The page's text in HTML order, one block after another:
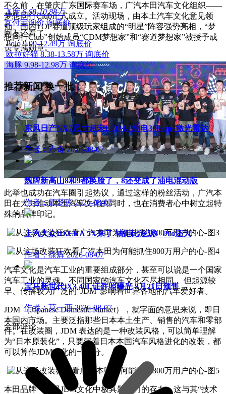
不久前，在肇庆广东国际赛车场，广汽本田汽车文化组织——
梦想同行Club正式成立。活动现场，由本土汽车文化意见领
袖、国内TOP赛道顶级玩家组成的“明星”阵容强势亮相，“梦
想同行Club”创始成员“CDM梦想家”和“赛道梦想家”被授予成
员专属勋章。
此举也成功在汽车圈引起热议，通过这样的粉丝活动，广汽本
田在大力推动本土汽车文化的同时，也在消费者心中树立起特
殊的品牌印记。
汽车文化是汽车工业的重要组成部分，甚至可以说是一个国家
汽车工业的灵魂。不同国家的汽车文化不尽相同， 但起源较
早、传播较为广泛的“JDM”影响着世界各地的汽车爱好者。
JDM （Japanese Domestic Market），就字面的意思来说，即日
本国内市场。主要泛指那些日本本土生产、销售的汽车和零部
件。在改装圈，JDM 表达的是一种改装风格，可以简单理解
为“日本原装化”，只要朝着日本本国汽车风格进化的改装，都
可以算作JDM文化的一部分。
本田品牌一直是JDM文化中极具影响力的存在，这与其“技术
飞度 6.68-10.88万
支付宝询价 询底价
网友还看了
Polo 9.09-12.49万 询底价
欧拉好猫 8.38-13.58万 询底价
海豚 9.98-12.98万 询底价
推荐新闻换一批
东风日产NX7尺寸超宋L DM-i 纯电300km+激光雷达
作者：卢奇 2026-08-07
魏牌新高山8和9都换脸了，8还变成了油电混动版
作者：师梦琼 2026-08-07
上汽大众ID.ERA 5X来了 轴距比途观L Pro还大
作者：徐辉 2026-08-07
宝马新世代iX3 40L证件照曝光 8月21日预售
作者：莫一西 2026-08-07
全部评论